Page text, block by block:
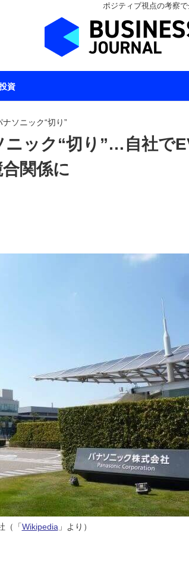
ポジティブ視点の考察
ソニック“切り”
ック“切り”…自社で
関係に
（「 Wikipedia」より）
資